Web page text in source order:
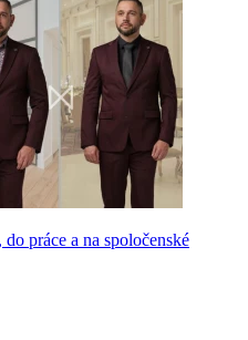
práce a na spoločenské